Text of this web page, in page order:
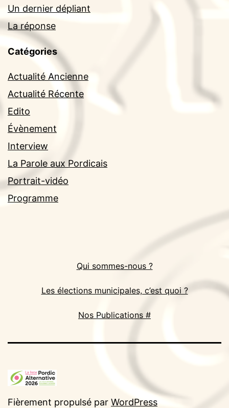
Un dernier dépliant
La réponse
Catégories
Actualité Ancienne
Actualité Récente
Edito
Évènement
Interview
La Parole aux Pordicais
Portrait-vidéo
Programme
Qui sommes-nous ?
Les élections municipales, c’est quoi ?
Nos Publications #
Fièrement propulsé par WordPress